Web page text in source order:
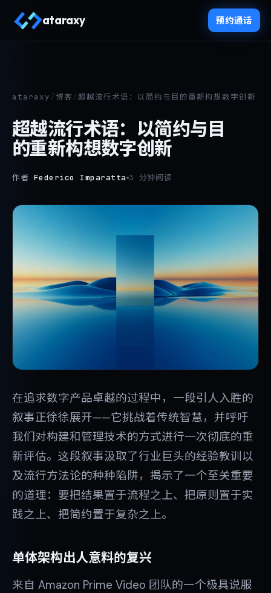
ataraxy 预约通话
ataraxy /博客 / 超越流行术语：以简约与目的重新构想数字创新
超越流行术语：以简约与目
的重新构想数字创新
作者 Federico Imparatta 3 分钟阅读
在追求数字产品卓越的过程中，一段引人入胜的
叙事正徐徐展开——它挑战着传统智慧，并呼吁
我们对构建和管理技术的方式进行一次彻底的重
新评估。这段叙事汲取了行业巨头的经验教训以
及流行方法论的种种陷阱，揭示了一个至关重要
的道理：要把结果置于流程之上、把原则置于实
践之上、把简约置于复杂之上。
单体架构出人意料的复兴
来自 Amazon Prime Video 团队的一个极具说服